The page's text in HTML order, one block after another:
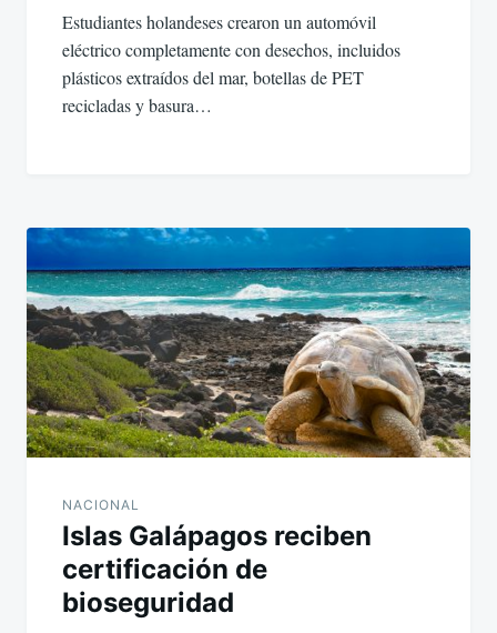
Estudiantes holandeses crearon un automóvil
eléctrico completamente con desechos, incluidos
plásticos extraídos del mar, botellas de PET
recicladas y basura…
NACIONAL
Islas Galápagos reciben
certificación de
bioseguridad